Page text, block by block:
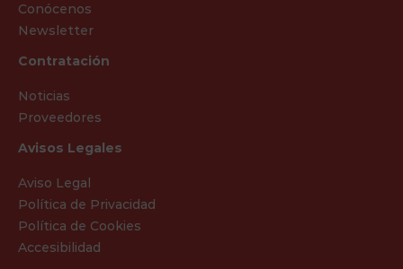
Conócenos
Newsletter
Contratación
Noticias
Proveedores
Avisos Legales
Aviso Legal
Política de Privacidad
Política de Cookies
Accesibilidad